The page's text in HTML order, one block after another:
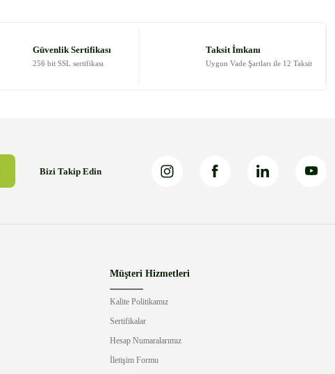
Güvenlik Sertifikası
256 bit SSL sertifikası
Taksit İmkanı
Uygun Vade Şartları ile 12 Taksit
Bizi Takip Edin
Müşteri Hizmetleri
Kalite Politikamız
Sertifikalar
Hesap Numaralarımız
İletişim Formu